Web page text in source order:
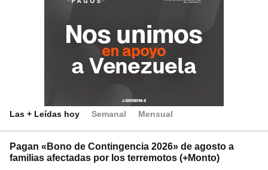
Las + Leídas hoy Semanal Mensual
Pagan «Bono de Contingencia 2026» de agosto a
familias afectadas por los terremotos (+Monto)